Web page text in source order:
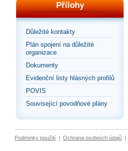
Přílohy
Důležité kontakty
Plán spojení na důležité
organizace
Dokumenty
Evidenční listy hlásných profilů
POVIS
Související povodňové plány
Podmínky použití | Ochrana osobních údajů |